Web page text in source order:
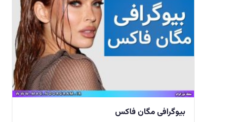
بیوگرافی مگان فاکس